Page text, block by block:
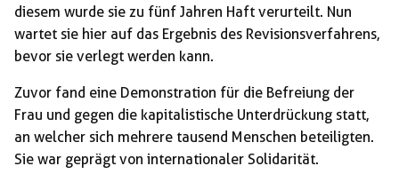
diesem wurde sie zu fünf Jahren Haft verurteilt. Nun
wartet sie hier auf das Ergebnis des Revisionsverfahrens,
bevor sie verlegt werden kann.
Zuvor fand eine Demonstration für die Befreiung der
Frau und gegen die kapitalistische Unterdrückung statt,
an welcher sich mehrere tausend Menschen beteiligten.
Sie war geprägt von internationaler Solidarität.